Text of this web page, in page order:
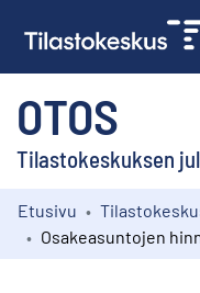
OTOS
Tilastokeskuksen
Kokoelmat
Etusivu